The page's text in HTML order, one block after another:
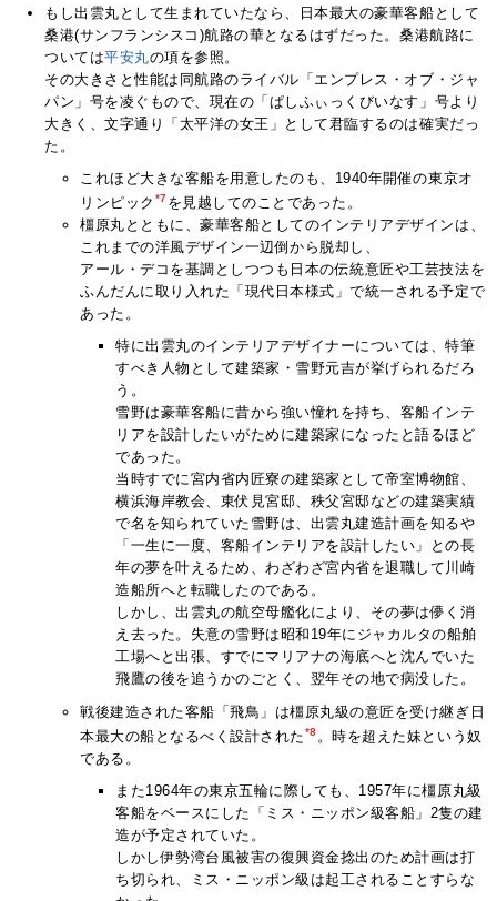
もし出雲丸として生まれていたなら、日本最大の豪華客船として
桑港(サンフランシスコ)航路の華となるはずだった。桑港航路に
ついては平安丸の項を参照。
その大きさと性能は同航路のライバル「エンプレス・オブ・ジャ
パン」号を凌ぐもので、現在の「ぱしふぃっくびいなす」号より
大きく、文字通り「太平洋の女王」として君臨するのは確実だっ
た。
これほど大きな客船を用意したのも、1940年開催の東京オ
リンピック *7を見越してのことであった。
橿原丸とともに、豪華客船としてのインテリアデザインは、
これまでの洋風デザイン一辺倒から脱却し、
アール・デコを基調としつつも日本の伝統意匠や工芸技法を
ふんだんに取り入れた「現代日本様式」で統一される予定で
あった。
特に出雲丸のインテリアデザイナーについては、特筆
すべき人物として建築家・雪野元吉が挙げられるだろ
う。
雪野は豪華客船に昔から強い憧れを持ち、客船インテ
リアを設計したいがために建築家になったと語るほど
であった。
当時すでに宮内省内匠寮の建築家として帝室博物館、
横浜海岸教会、東伏見宮邸、秩父宮邸などの建築実績
で名を知られていた雪野は、出雲丸建造計画を知るや
「一生に一度、客船インテリアを設計したい」との長
年の夢を叶えるため、わざわざ宮内省を退職して川崎
造船所へと転職したのである。
しかし、出雲丸の航空母艦化により、その夢は儚く消
え去った。失意の雪野は昭和19年にジャカルタの船舶
工場へと出張、すでにマリアナの海底へと沈んでいた
飛鷹の後を追うかのごとく、翌年その地で病没した。
戦後建造された客船「飛鳥」は橿原丸級の意匠を受け継ぎ日
本最大の船となるべく設計された*8 。時を超えた妹という奴
である。
また1964年の東京五輪に際しても、1957年に橿原丸級
客船をベースにした「ミス・ニッポン級客船」2隻の建
造が予定されていた。
しかし伊勢湾台風被害の復興資金捻出のため計画は打
ち切られ、ミス・ニッポン級は起工されることすらな